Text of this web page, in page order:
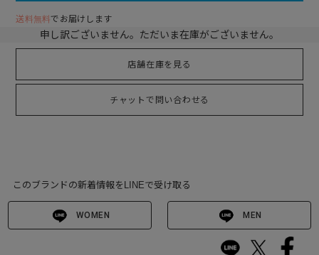
送料無料でお届けします
申し訳ございません。ただいま在庫がございません。
店舗在庫を見る
チャットで問い合わせる
このブランドの新着情報をLINEで受け取る
WOMEN MEN